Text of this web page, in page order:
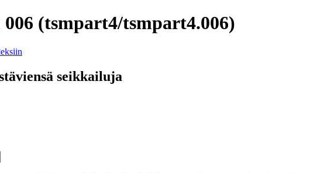
(tsmpart4/tsmpart4.006)
seikkailuja